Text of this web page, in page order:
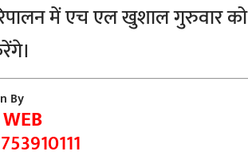
में एच एल खुशाल गुरुवार को
By